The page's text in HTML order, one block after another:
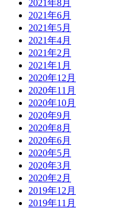
2021年8月
2021年6月
2021年5月
2021年4月
2021年2月
2021年1月
2020年12月
2020年11月
2020年10月
2020年9月
2020年8月
2020年6月
2020年5月
2020年3月
2020年2月
2019年12月
2019年11月